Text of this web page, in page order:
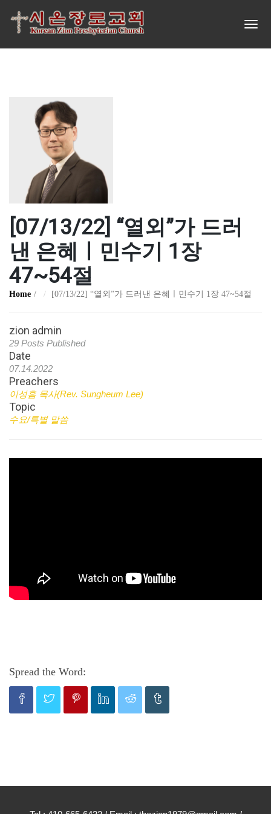
[07/13/22] “열외”가 드러
낸 은혜ㅣ민수기 1장
47~54절
Home [07/13/22] “열외”가 드러낸 은혜ㅣ민수기 1장 47~54절
zion admin
29 Posts Published
Date
07.14.2022
Preachers
이성흠 목사(Rev. Sungheum Lee)
Topic
수요/특별 말씀
Spread the Word: